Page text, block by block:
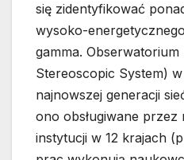
się zidentyfikować
wysoko-
gamma.
Stereoscopic System)
najnowszej generacji
ono obsługiwane
instytucji w 12 krajach